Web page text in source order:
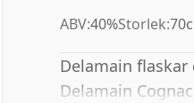
ABV:40%Storlek:
Delamain flaskar
Delamain